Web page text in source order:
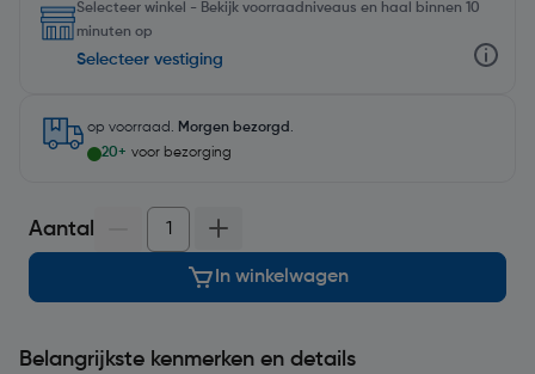
Selecteer winkel - Bekijk voorraadniveaus en haal binnen 10
minuten op
Selecteer vestiging
op voorraad. Morgen bezorgd .
20+ voor bezorging
Aantal
In winkelwagen
Belangrijkste kenmerken en details